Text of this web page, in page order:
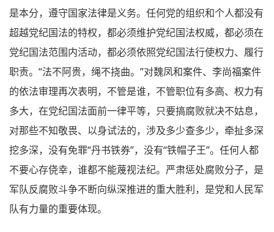
是本分，遵守国家法律是义务。任何党的组织和个人都没有
超越党纪国法的特权，都必须维护党纪国法权威，都必须在
党纪国法范围内活动，都必须依照党纪国法行使权力、履行
职责。“法不阿贵，绳不挠曲。”对魏凤和案件、李尚福案件
的依法审理再次表明，不管是谁，不管职位有多高、权力有
多大，在党纪国法面前一律平等，只要搞腐败就决不姑息，
对那些不知敬畏、以身试法的，涉及多少查多少，牵扯多深
挖多深，没有免罪“丹书铁券”，没有“铁帽子王”。任何人都
不要心存侥幸，谁都不能蔑视法纪。严肃惩处腐败分子，是
军队反腐败斗争不断向纵深推进的重大胜利，是党和人民军
队有力量的重要体现。